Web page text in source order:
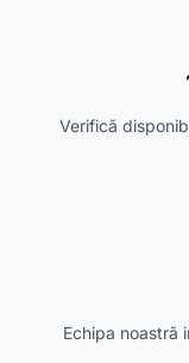
Verifică
Echipa noastră